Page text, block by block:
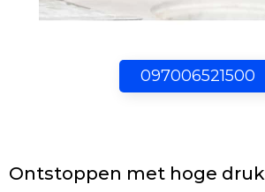
097006521500
Ontstoppen met hoge druk